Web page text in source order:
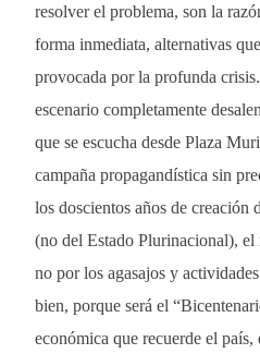
resolver el problema, son la
forma inmediata, alternativas
provocada por la profunda
escenario completamente
que se escucha desde Plaza
campaña propagandística sin
los doscientos años de
(no del Estado Plurinacional),
no por los agasajos y
bien, porque será el
económica que recuerde el